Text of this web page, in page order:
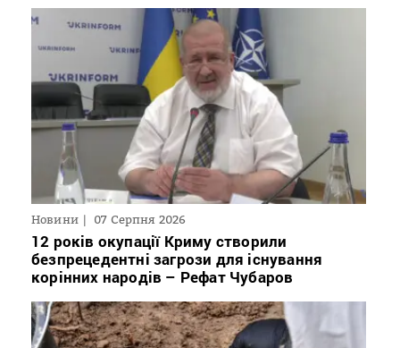
Новини 07 Серпня 2026
12 років окупації Криму створили
безпрецедентні загрози для існування
корінних народів – Рефат Чубаров